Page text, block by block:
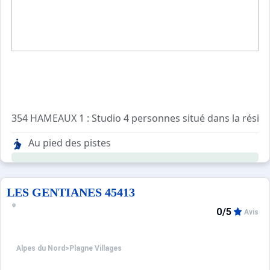
354 HAMEAUX 1 : Studio 4 personnes situé
- Cuisine séparée avec 2 plaques électriques, 1
- Séjour 1 canapé lit 2 pers.+ 1 lit gigogne 2 pers.
- Salle de bain lavabo + baignoire + wc
Télévision
Au pied des pistes
LES GENTIANES 45413
Alpes du Nord > Plagne Villages
0/5 Avis